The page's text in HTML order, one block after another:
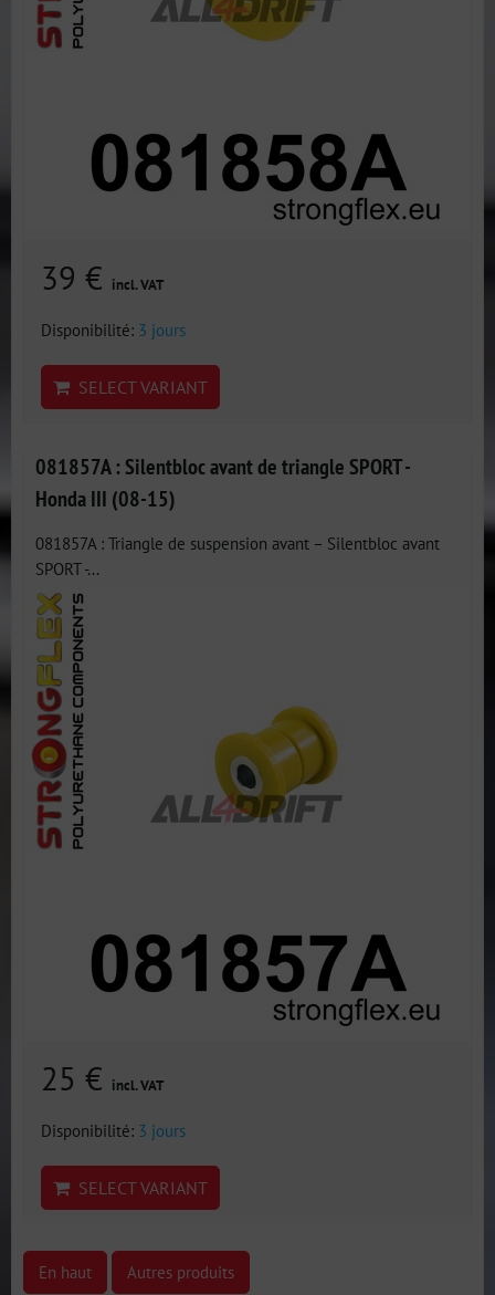
39 € incl. VAT
Disponibilité: 3 jours
SELECT VARIANT
081857A : Silentbloc avant de triangle SPORT -
Honda III (08-15)
081857A : Triangle de suspension avant – Silentbloc avant
SPORT -...
25 € incl. VAT
Disponibilité: 3 jours
SELECT VARIANT
En haut Autres produits